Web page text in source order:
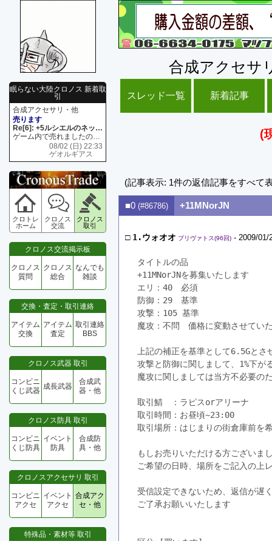
眠らない大陸クロノス 新着取
引
合成アクセサリ・他
売ります
Re[6]: +5ルシエルのネックレス
ゲーム内で売れましたので 在庫がネク1 リング4 となります リングのお値段は80G といたします
08/02 (日) 22:33
ゲオルギアス
クロトレ
ホーム
クロノス
交流
クロノス
取引
クロノス交流掲示板
クロノス
質問
クロノス
総合
なんでも
雑談
交換・査定・取引連絡
アイテム
交換
アイテム
査定
取引連絡
BBS
クロノス武器 取引
コンビニ
くじ武器 成長武器
合成武
器・他
クロノス防具 取引
コンビニ
くじ防具
イベント
防具
合成防
具・他
クロノスアクセサリ 取引
コンビニ
アクセ
イベント
アクセ
合成アク
セ・他
特殊品・素材等 取引
合成アクセサ
スレッド一覧 新着記事
(
(記事表示: 1件の返信記事をすべて
■0 (#86786) +11MNorJN
□ 1.ウォオオ プリヴァトス(96回) - 2009/01/
タイトルの品
+11MNorJNを募集いたします
エリ：40　必須
防御：29　基準
攻撃：105 基準
魔攻：不問　価格に変動させて
上記の補正を基準として6.5Gとさ
攻撃と防御に関しまして、1%下が
魔攻に関しましては当方不必要の
取引鯖　：ラピスorアリーナ
取引時間：お昼頃~23:00
取引場所：はじまりの街倉庫前を
もしお売りいただける方ございま
ご希望の日時、場所をご記入の上
受信設定できないため、返信が遅
ご了承お願いいたします